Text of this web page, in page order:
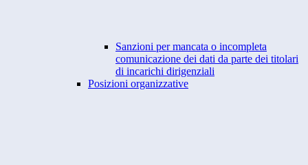
Sanzioni per mancata o incompleta
comunicazione dei dati da parte dei titolari
di incarichi dirigenziali
Posizioni organizzative